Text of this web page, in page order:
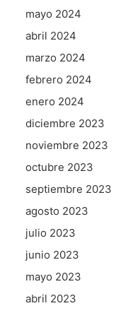
mayo 2024
abril 2024
marzo 2024
febrero 2024
enero 2024
diciembre 2023
noviembre 2023
octubre 2023
septiembre 2023
agosto 2023
julio 2023
junio 2023
mayo 2023
abril 2023